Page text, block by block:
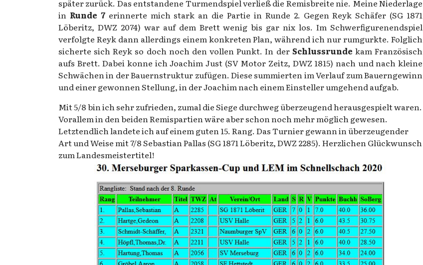
später zurück. Das entstandene Turmendspiel verließ die Remisbreite nie. Meine Niederlage
in Runde 7erinnerte mich stark an die Partie in Runde 2. Gegen Reyk Schäfer (SG 1871
Löberitz, DWZ 2074) war auf dem Brett wenig bis gar nix los. Im Schwerfigurenendspiel
verfolgte Reyk dann allerdings einem konkreten Plan, während ich nur rumgurkte. Folglich
sicherte sich Reyk so doch noch den vollen Punkt. In der Schlussrunde kam Französisch
aufs Brett. Dabei konne ich Joachim Just (SV Motor Zeitz, DWZ 1815) nach und nach kleine
Schwächen in der Bauernstruktur zufügen. Diese summierten im Verlauf zum Bauerngewinn
und einer gewonnen Stellung, in der Joachim nach einem Einsteller umgehend aufgab.
Mit 5/8 bin ich sehr zufrieden, zumal die Siege durchweg überzeugend herausgespielt waren.
Vorallem in den beiden Remispartien wäre aber schon noch mehr möglich gewesen.
Letztendlich landete ich auf einem guten 15. Rang. Das Turnier gewann in überzeugender
Art und Weise mit 7/8 Sebastian Pallas (SG 1871 Löberitz, DWZ 2285). Herzlichen Glückwunsch
zum Landesmeistertitel!